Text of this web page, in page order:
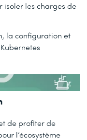
isoler les charges de
la configuration et
de profiter de
l’écosystème